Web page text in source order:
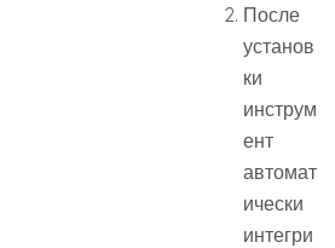
После
установ
ки
инструм
ент
автомат
ически
интегри